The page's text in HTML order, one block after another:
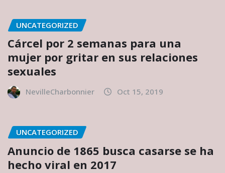
UNCATEGORIZED
Cárcel por 2 semanas para una
mujer por gritar en sus relaciones
sexuales
NevilleCharbonnier Oct 15, 2019
UNCATEGORIZED
Anuncio de 1865 busca casarse se ha
hecho viral en 2017